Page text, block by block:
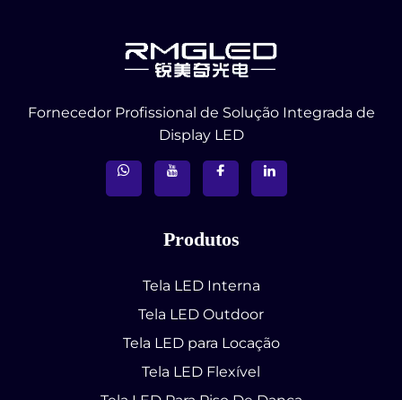
Fornecedor Profissional de Solução Integrada de
Display LED
Produtos
Tela LED Interna
Tela LED Outdoor
Tela LED para Locação
Tela LED Flexível